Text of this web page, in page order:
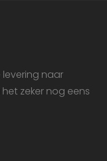
naar
zeker nog eens
Targeting
zonder de